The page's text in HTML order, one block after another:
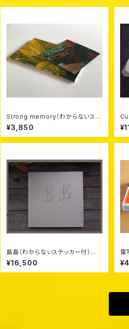
Strong memory（わからないステ
ッカー付）
¥3,850
ス
島島（わからないステッカー付）
¥16,500
雷